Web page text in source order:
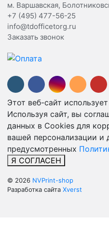
м. Варшавская,
+7 (495) 477-56-25
info@tdofficetorg.ru
Заказать звонок
Этот веб-сайт
Используя сайт, вы
данных в Cookies для
вашей персонализации и
предусмотренных
Я СОГЛАСЕН
© 2026 NVPrint-shop
Разработка сайта Xverst